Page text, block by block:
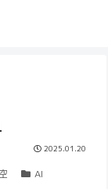
2025.01.20
空
AI